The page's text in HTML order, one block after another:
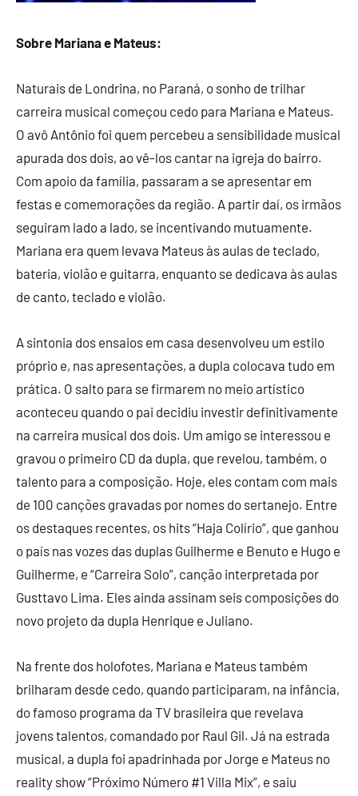
Sobre Mariana e Mateus:
Naturais de Londrina, no Paraná, o sonho de trilhar
carreira musical começou cedo para Mariana e Mateus.
O avô Antônio foi quem percebeu a sensibilidade musical
apurada dos dois, ao vê-los cantar na igreja do bairro.
Com apoio da família, passaram a se apresentar em
festas e comemorações da região. A partir daí, os irmãos
seguiram lado a lado, se incentivando mutuamente.
Mariana era quem levava Mateus às aulas de teclado,
bateria, violão e guitarra, enquanto se dedicava às aulas
de canto, teclado e violão.
A sintonia dos ensaios em casa desenvolveu um estilo
próprio e, nas apresentações, a dupla colocava tudo em
prática. O salto para se firmarem no meio artístico
aconteceu quando o pai decidiu investir definitivamente
na carreira musical dos dois. Um amigo se interessou e
gravou o primeiro CD da dupla, que revelou, também, o
talento para a composição. Hoje, eles contam com mais
de 100 canções gravadas por nomes do sertanejo. Entre
os destaques recentes, os hits “Haja Colírio”, que ganhou
o país nas vozes das duplas Guilherme e Benuto e Hugo e
Guilherme, e “Carreira Solo”, canção interpretada por
Gusttavo Lima. Eles ainda assinam seis composições do
novo projeto da dupla Henrique e Juliano.
Na frente dos holofotes, Mariana e Mateus também
brilharam desde cedo, quando participaram, na infância,
do famoso programa da TV brasileira que revelava
jovens talentos, comandado por Raul Gil. Já na estrada
musical, a dupla foi apadrinhada por Jorge e Mateus no
reality show “Próximo Número #1 Villa Mix”, e saiu